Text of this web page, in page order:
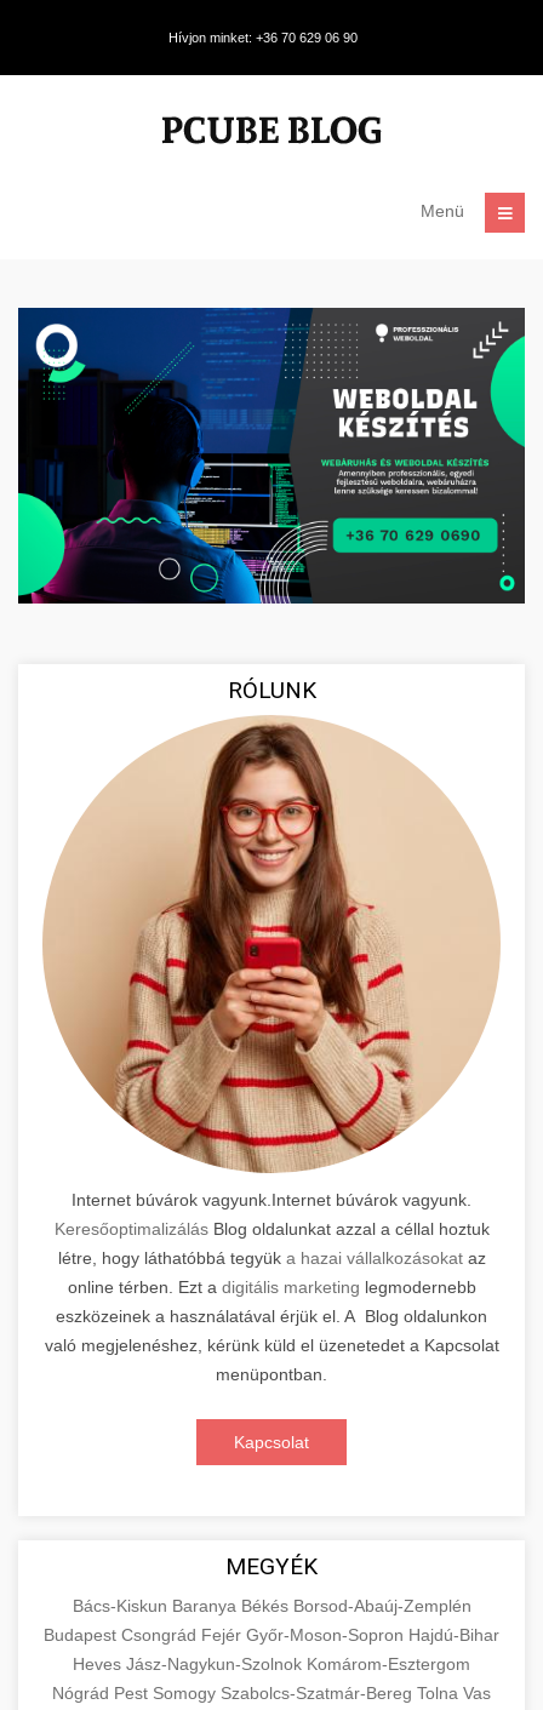
Hívjon minket: +36 70 629 06 90
Menü
RÓLUNK
Internet búvárok vagyunk.Internet búvárok vagyunk.
KeresőoptimalizálásBlog oldalunkat azzal a céllal hoztuk
létre, hogy láthatóbbá tegyük a hazai vállalkozásokataz
online térben. Ezt a digitális marketing legmodernebb
eszközeinek a használatával érjük el. A Blog oldalunkon
való megjelenéshez, kérünk küld el üzenetedet a Kapcsolat
menüpontban.
Kapcsolat
MEGYÉK
Bács-Kiskun Baranya Békés Borsod-Abaúj-Zemplén
Budapest Csongrád Fejér Győr-Moson-Sopron Hajdú-Bihar
Heves Jász-Nagykun-Szolnok Komárom-Esztergom
Nógrád Pest Somogy Szabolcs-Szatmár-Bereg Tolna Vas